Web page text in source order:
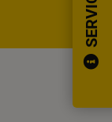
SERVICE